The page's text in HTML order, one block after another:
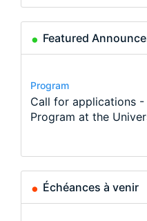
Featured
Conference
Modern Difference-in-
Differences: New
Program
Call for applications -
Program at the
Program
TEaM – Two year
programme in
Conference
48th RSEP
Conference on
Course
Oxford University
Economics Summer
Job
Economic Analyst –
Modelling
Échéances à venir